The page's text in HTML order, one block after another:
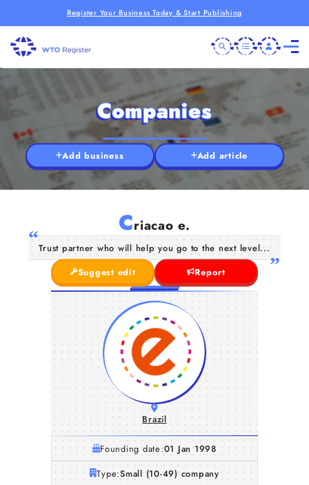
Register Your Business Today & Start Publishing
Companies
Add business Add article
Criacao e.
Trust partner who will help you go to the next level...
Suggest edit
Report
Brazil
Founding date:01 Jan 1998
Type:Small (10-49) company